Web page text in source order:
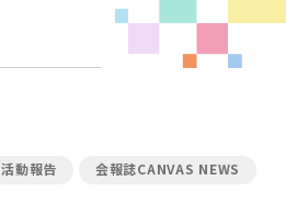
活動報告 会報誌CANVAS NEWS